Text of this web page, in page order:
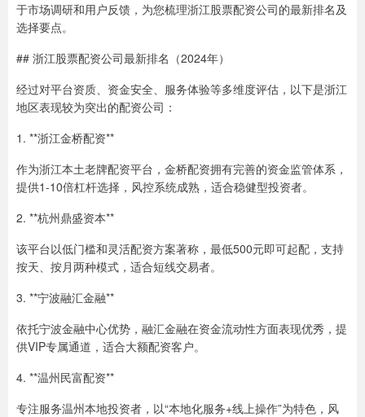
于市场调研和用户反馈，为您梳理浙江股票配资公司的最新排名及
选择要点。
## 浙江股票配资公司最新排名（2024年）
经过对平台资质、资金安全、服务体验等多维度评估，以下是浙江
地区表现较为突出的配资公司：
1. **浙江金桥配资**
作为浙江本土老牌配资平台，金桥配资拥有完善的资金监管体系，
提供1-10倍杠杆选择，风控系统成熟，适合稳健型投资者。
2. **杭州鼎盛资本**
该平台以低门槛和灵活配资方案著称，最低500元即可起配，支持
按天、按月两种模式，适合短线交易者。
3. **宁波融汇金融**
依托宁波金融中心优势，融汇金融在资金流动性方面表现优秀，提
供VIP专属通道，适合大额配资客户。
4. **温州民富配资**
专注服务温州本地投资者，以“本地化服务+线上操作”为特色，风